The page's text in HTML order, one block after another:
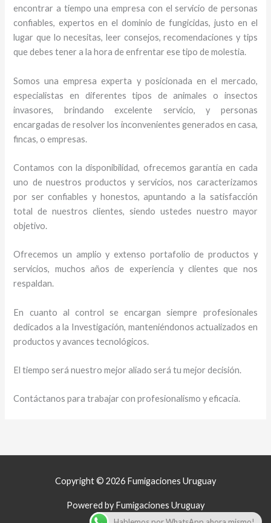
encontrar a tiempo una empresa con el servicio de personas
confiables, expertos en el dominio de fungicidas, justo en el
lugar que lo necesitas, leer consejos, recomendaciones y tips
que debes tener a la hora de enfrentar ese tipo de molestia.
Somos una empresa experta y posicionada en el mercado,
especialistas en diferentes tipos de animales o insectos
invasores, brindando excelente servicio, y personas
encargadas de resolver los inconvenientes generados en casa,
fincas, o empresas.
Contamos con la disponibilidad, ofrecemos garantía en cada
uno de nuestros productos y servicios, nos caracterizamos
por ser confiables y honestos, apuntando a la satisfacción
total de nuestros clientes, siendo ustedes nuestro mayor
objetivo.
Ofrecemos un amplio y extenso portafolio de productos y
servicios, muchos años de experiencia y clientes que nos
respaldan.
En cuanto al control se encargan siempre profesionales
dedicados a la Investigación, manteniéndonos actualizados en
productos y avances tecnológicos.
El tiempo será nuestro mejor aliado será tu mejor decisión.
Contáctanos para trabajar con profesionalismo y eficacia.
Copyright © 2026 Fumigaciones Uruguay
Powered by Fumigaciones Uruguay